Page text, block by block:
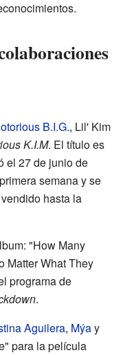
B.I.G., Lil' Kim
K.I.M. El título es
el 27 de junio de
semana y se
hasta la
"How Many
Matter What They
programa de
.
Aguilera, Mýay
para la película